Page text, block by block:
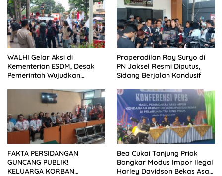
WALHI Gelar Aksi di
Kementerian ESDM, Desak
Pemerintah Wujudkan
Praperadilan Roy Suryo di
PN Jaksel Resmi Diputus,
Sidang Berjalan Kondusif
FAKTA PERSIDANGAN
GUNCANG PUBLIK!
KELUARGA KORBAN
Bea Cukai Tanjung Priok
Bongkar Modus Impor Ilegal
Harley Davidson Bekas Asal